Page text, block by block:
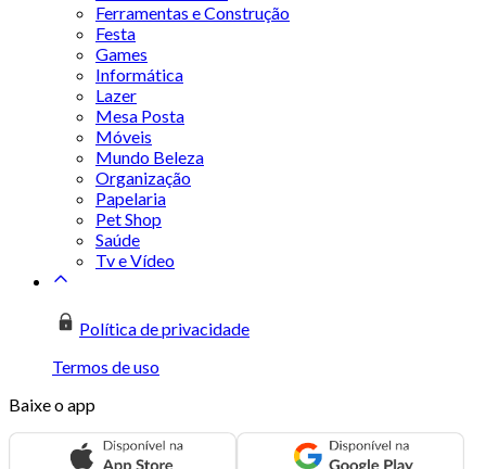
Ferramentas e Construção
Festa
Games
Informática
Lazer
Mesa Posta
Móveis
Mundo Beleza
Organização
Papelaria
Pet Shop
Saúde
Tv e Vídeo
Política de privacidade
Termos de uso
Baixe o app